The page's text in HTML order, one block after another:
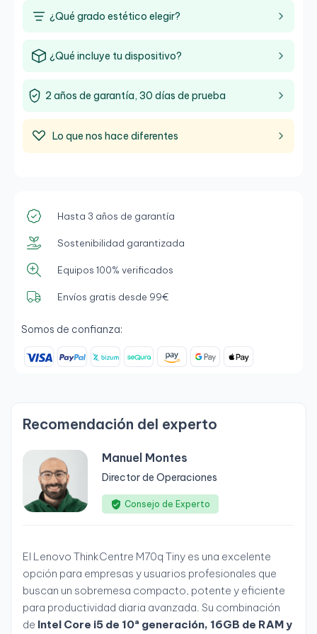
¿Qué grado estético elegir?
¿Qué incluye tu dispositivo?
2 años de garantía, 30 días de prueba
Lo que nos hace diferentes
Hasta 3 años de garantía
Sostenibilidad garantizada
Equipos 100% verificados
Envíos gratis desde 99€
Somos de confianza:
Recomendación del experto
Manuel Montes
Director de Operaciones
Consejo de Experto
El Lenovo ThinkCentre M70q Tiny es una excelente
opción para empresas y usuarios profesionales que
buscan un sobremesa compacto, potente y eficiente
para productividad diaria avanzada. Su combinación
de Intel Core i5 de 10ª generación, 16GB de RAM y